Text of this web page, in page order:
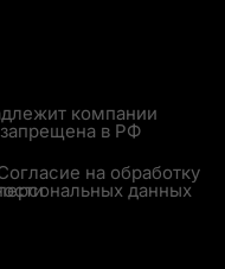
компании
в РФ
на обработку
данных